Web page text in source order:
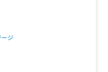
ジ